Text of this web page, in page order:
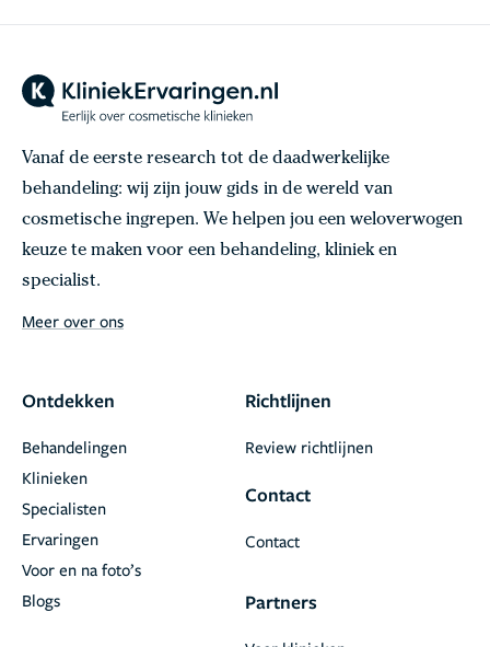
Vanaf de eerste research tot de daadwerkelijke
behandeling: wij zijn jouw gids in de wereld van
cosmetische ingrepen. We helpen jou een weloverwogen
keuze te maken voor een behandeling, kliniek en
specialist.
Meer over ons
Ontdekken
Behandelingen
Klinieken
Specialisten
Ervaringen
Voor en na foto’s
Blogs
Richtlijnen
Review richtlijnen
Contact
Contact
Partners